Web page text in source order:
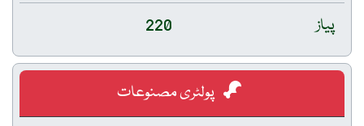
پیاز
220
پولٹری مصنوعات